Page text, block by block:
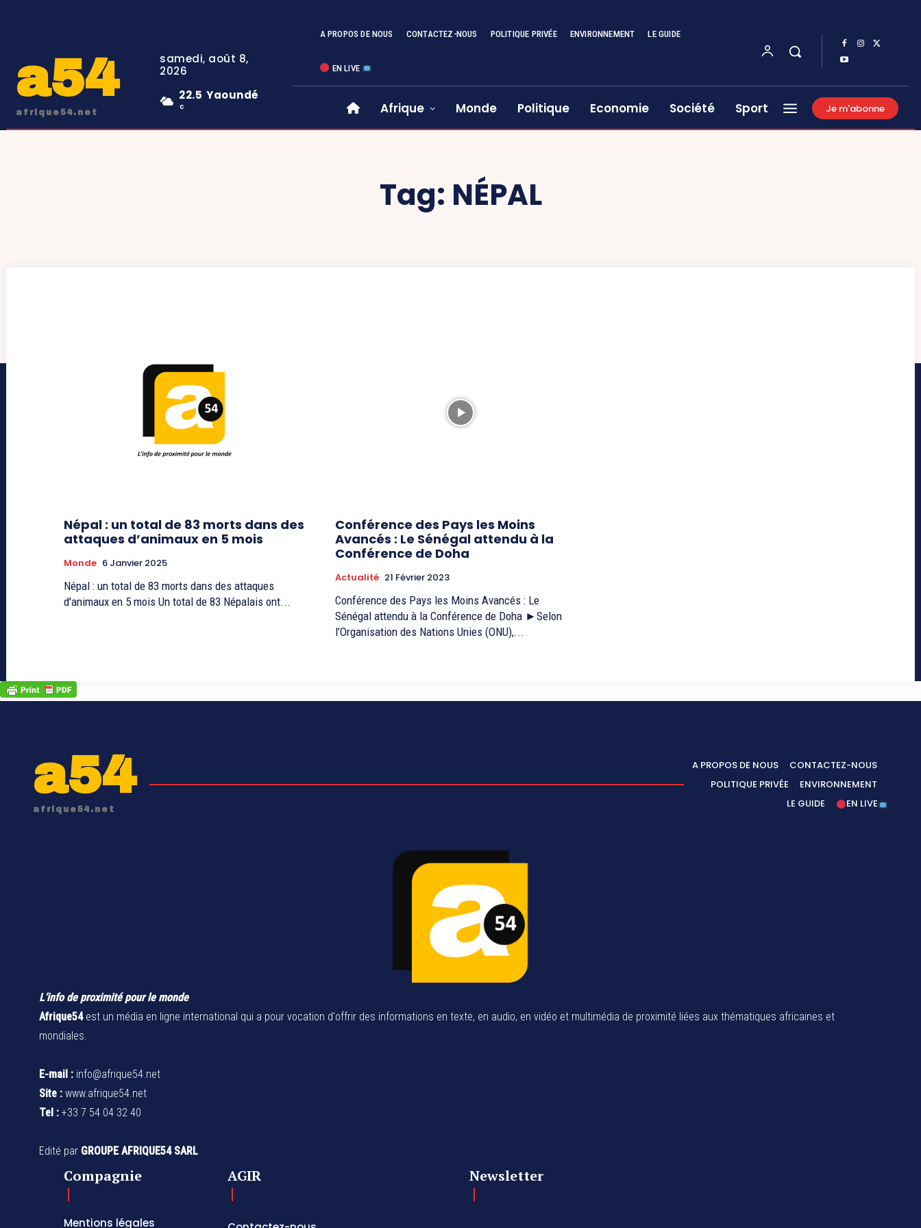
a54
afrique54.net
samedi, août 8,
2026
22.5
C
Yaoundé
A PROPOS DE NOUS CONTACTEZ-NOUS POLITIQUE PRIVÉE ENVIRONNEMENT LE GUIDE
EN LIVE
Afrique Monde Politique Economie Société Sport Je m'abonne
Tag: NÉPAL
Népal : un total de 83 morts dans des
attaques d’animaux en 5 mois
Monde 6 Janvier 2025
Népal : un total de 83 morts dans des attaques
d'animaux en 5 mois Un total de 83 Népalais ont...
Conférence des Pays les Moins
Avancés : Le Sénégal attendu à la
Conférence de Doha
Actualité 21 Février 2023
Conférence des Pays les Moins Avancés : Le
Sénégal attendu à la Conférence de Doha ►Selon
l’Organisation des Nations Unies (ONU),...
a54
afrique54.net
A PROPOS DE NOUS
CONTACTEZ-NOUS
POLITIQUE PRIVÉE
ENVIRONNEMENT
LE GUIDE
EN LIVE
L’info de proximité pour le monde
Afrique54est un média en ligne international qui a pour vocation d'offrir des informations en texte, en audio, en vidéo et multimédia de proximité liées aux thématiques africaines et
mondiales.
E-mail : info@afrique54.net
Site : www.afrique54.net
Tel : +33 7 54 04 32 40
Edité par GROUPE AFRIQUE54 SARL
Compagnie
Mentions légales
AGIR Newsletter